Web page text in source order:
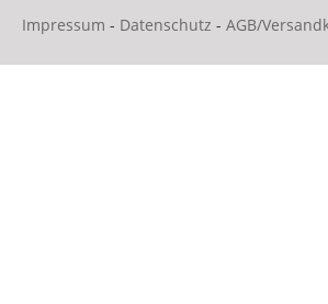
Impressum - Datenschutz - AGB/